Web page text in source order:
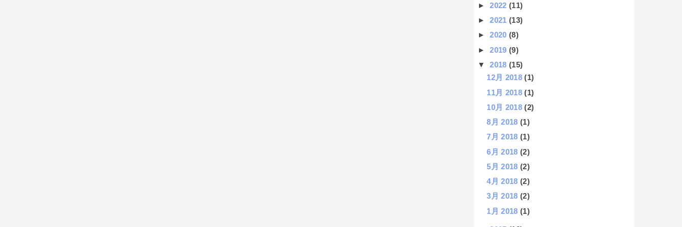
►2022(11)
►2021(13)
►2020(8)
►2019(9)
▼2018(15)
12月 2018(1)
11月 2018(1)
10月 2018(2)
8月 2018(1)
7月 2018(1)
6月 2018(2)
5月 2018(2)
4月 2018(2)
3月 2018(2)
1月 2018(1)